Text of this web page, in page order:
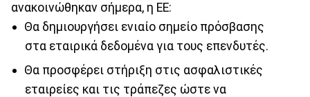
ανακοινώθηκαν σήμερα, η ΕΕ:
Θα δημιουργήσει ενιαίο σημείο πρόσβασης
στα εταιρικά δεδομένα για τους επενδυτές.
Θα προσφέρει στήριξη στις ασφαλιστικές
εταιρείες και τις τράπεζες ώστε να